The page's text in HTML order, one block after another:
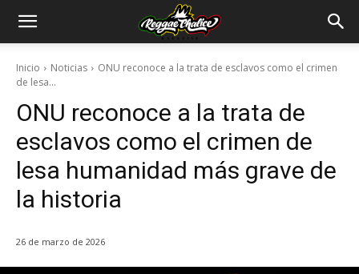
Inicio Noticias
ONU reconoce a la trata de esclavos como el crimen
de lesa...
ONU reconoce a la trata de
esclavos como el crimen de
lesa humanidad más grave de
la historia
26 de marzo de 2026